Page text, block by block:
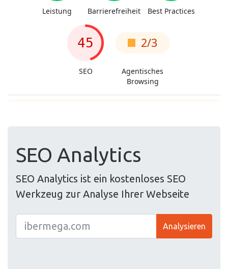
SEO Analytics
SEO Analytics ist ein kostenloses SEO
Werkzeug zur Analyse Ihrer Webseite
Analysieren